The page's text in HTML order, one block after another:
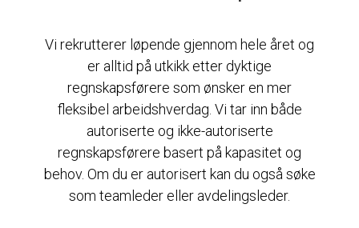
Vi rekrutterer løpende gjennom hele året og
er alltid på utkikk etter dyktige
regnskapsførere som ønsker en mer
fleksibel arbeidshverdag. Vi tar inn både
autoriserte og ikke-autoriserte
regnskapsførere basert på kapasitet og
behov. Om du er autorisert kan du også søke
som teamleder eller avdelingsleder.